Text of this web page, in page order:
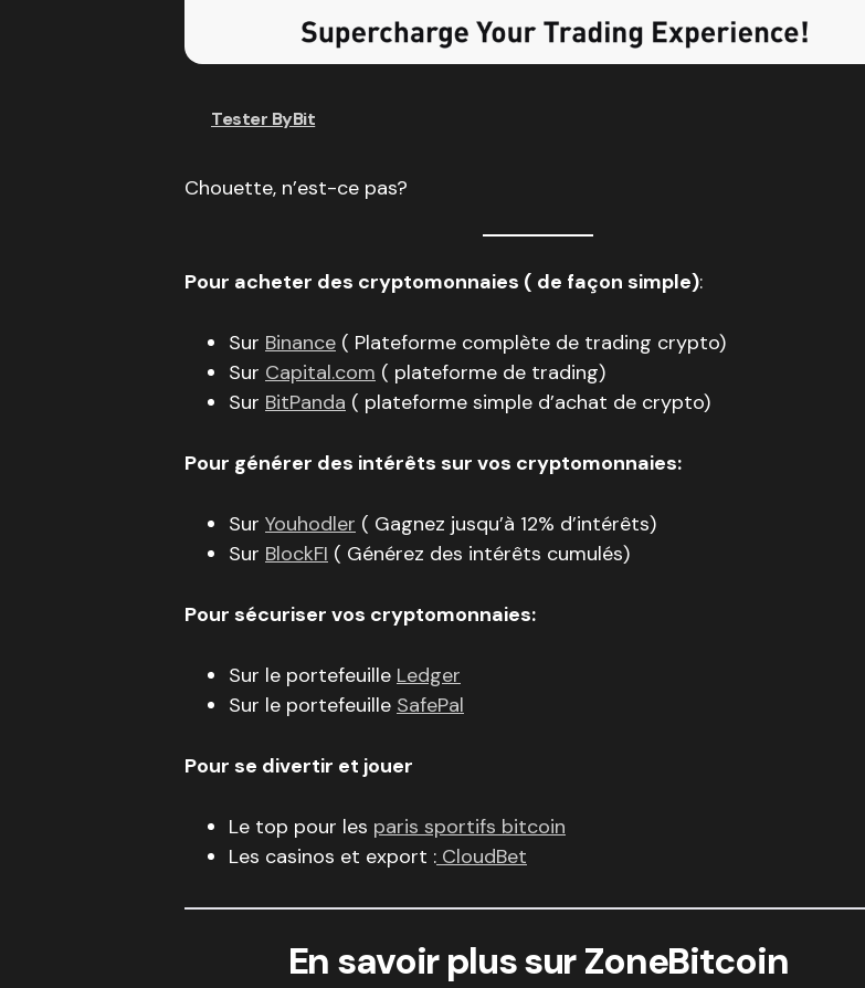
Tester ByBit
Chouette, n’est-ce pas?
Pour acheter des cryptomonnaies ( de façon simple):
Sur Binance ( Plateforme complète de trading crypto)
Sur Capital.com ( plateforme de trading)
Sur BitPanda ( plateforme simple d’achat de crypto)
Pour générer des intérêts sur vos cryptomonnaies:
Sur Youhodler ( Gagnez jusqu’à 12% d’intérêts)
Sur BlockFI ( Générez des intérêts cumulés)
Pour sécuriser vos cryptomonnaies:
Sur le portefeuille Ledger
Sur le portefeuille SafePal
Pour se divertir et jouer
Le top pour les paris sportifs bitcoin
Les casinos et export : CloudBet
En savoir plus sur ZoneBitcoin